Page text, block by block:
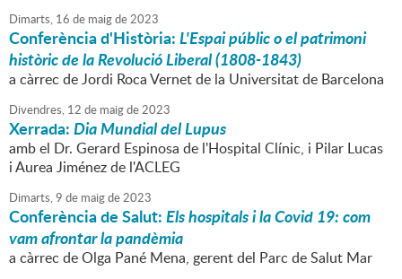
Dimarts, 16 de maigde2023
Conferència d'Història:L'Espai públic o el patrimoni
històric de la Revolució Liberal (1808-1843)
a càrrec de Jordi Roca Vernet de la Universitat de Barcelona
Divendres, 12 de maigde2023
Xerrada:Dia Mundial del Lupus
amb el Dr. Gerard Espinosa de l'Hospital Clínic, i Pilar Lucas
i Aurea Jiménez de l'ACLEG
Dimarts,9 de maigde2023
Conferència de Salut:Els hospitals i la Covid 19: com
vam afrontar la pandèmia
a càrrec de Olga Pané Mena, gerent del Parc de Salut Mar